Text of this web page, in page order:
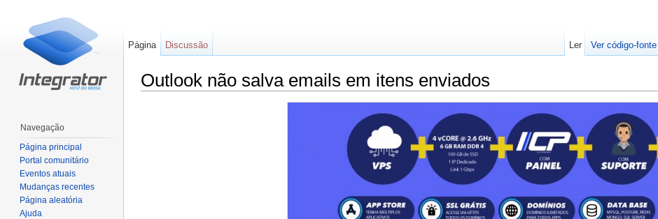
Outlook não salva emails em itens enviados
Página Discussão Ler Ver código-fonte
Navegação
Página principal
Portal comunitário
Eventos atuais
Mudanças recentes
Página aleatória
Ajuda